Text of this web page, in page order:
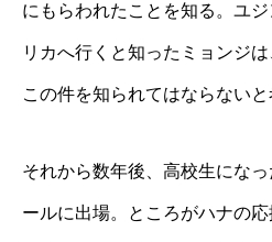
にもらわれたことを知る。ユ
リカへ行くと知ったミョンジ
この件を知られてはならないと
それから数年後、高校生にな
ールに出場。ところがハナの